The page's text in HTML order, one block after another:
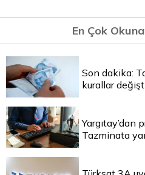
En Çok
Son dakika:
kurallar
Yargıtay’dan
Tazminata